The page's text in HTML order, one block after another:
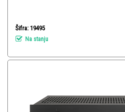
Šifra: 19495
Na stanju